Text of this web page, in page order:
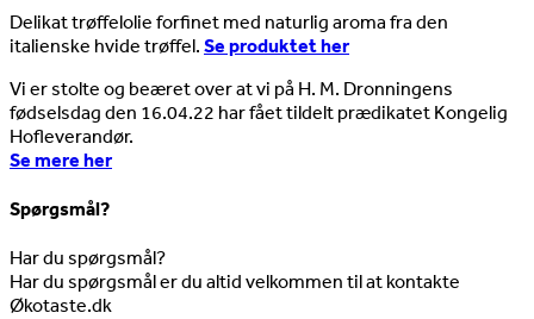
Delikat trøffelolie forfinet med naturlig aroma fra den
italienske hvide trøffel. Se produktet her
Vi er stolte og beæret over at vi på H. M. Dronningens
fødselsdag den 16.04.22 har fået tildelt prædikatet Kongelig
Hofleverandør.
Se mere her
Spørgsmål?
Har du spørgsmål?
Har du spørgsmål er du altid velkommen til at kontakte
Økotaste.dk